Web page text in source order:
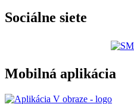
Sociálne siete
Mobilná aplikácia